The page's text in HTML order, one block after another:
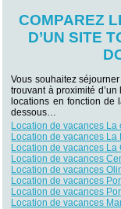
COMPAREZ
D’UN SITE
Vous souhaitez
trouvant à proximité
locations en fonction de
dessous…
Location de vacances
Location de vacances
Location de vacances La
Location de vacances
Location de vacances
Location de vacances
Location de vacances
Location de vacances